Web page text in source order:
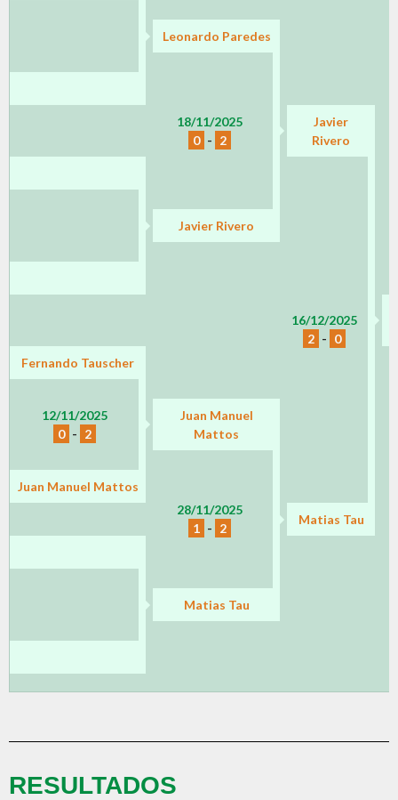
Leonardo Paredes
18/11/2025
0 - 2
Javier
Rivero
16/12/2025
2 - 0
Javier Rivero
Fernando Tauscher
12/11/2025
0 - 2
Juan Manuel
Mattos
28/11/2025
1 - 2
Juan Manuel Mattos
Matias Tau
Matias Tau
RESULTADOS